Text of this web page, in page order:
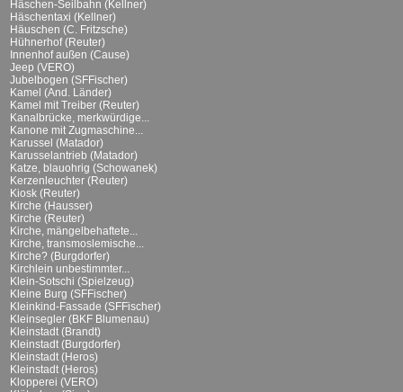
Häschen-Seilbahn (Kellner)
Häschentaxi (Kellner)
Häuschen (C. Fritzsche)
Hühnerhof (Reuter)
Innenhof außen (Cause)
Jeep (VERO)
Jubelbogen (SFFischer)
Kamel (And. Länder)
Kamel mit Treiber (Reuter)
Kanalbrücke, merkwürdige...
Kanone mit Zugmaschine...
Karussel (Matador)
Karusselantrieb (Matador)
Katze, blauohrig (Schowanek)
Kerzenleuchter (Reuter)
Kiosk (Reuter)
Kirche (Hausser)
Kirche (Reuter)
Kirche, mängelbehaftete...
Kirche, transmoslemische...
Kirche? (Burgdorfer)
Kirchlein unbestimmter...
Klein-Sotschi (Spielzeug)
Kleine Burg (SFFischer)
Kleinkind-Fassade (SFFischer)
Kleinsegler (BKF Blumenau)
Kleinstadt (Brandt)
Kleinstadt (Burgdorfer)
Kleinstadt (Heros)
Kleinstadt (Heros)
Klopperei (VERO)